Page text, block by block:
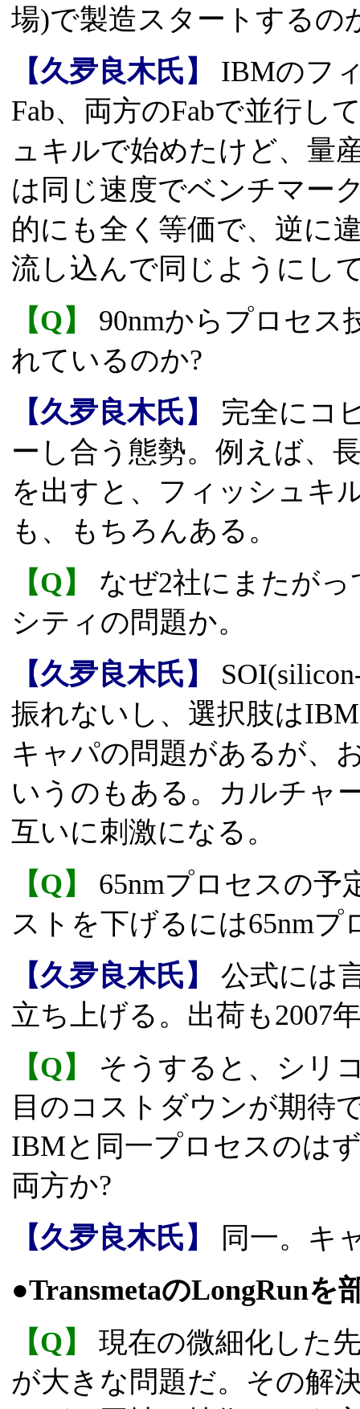
場)で製造スタートするの
【久夛良木氏】
IBMのフ
Fab、両方のFabで並行し
ュキルで始めたけど、量
は同じ速度でベンチマー
的にも全く等価で、逆に
流し込んで同じようにし
【Q】
90nmからプロセス
れているのか?
【久夛良木氏】
完全にコ
ーし合う態勢。例えば、
を出すと、フィッシュキ
も、もちろんある。
【Q】
なぜ2社にまたが
シティの問題か。
【久夛良木氏】
振れないし、選択肢は
キャパの問題があるが、
いうのもある。カルチャ
互いに刺激になる。
【Q】
65nmプロセスの予
ストを下げるには65nm
【久夛良木氏】
公式には
立ち上げる。出荷も2007
【Q】
そうすると、シリ
目のコストダウンが期待
IBMと同一プロセスのは
両方か?
【久夛良木氏】
同一。キ
●TransmetaのLongRunを
【Q】
現在の微細化した
が大きな問題だ。その解